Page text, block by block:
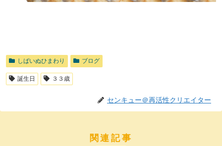
しばいぬひまわり ブログ
誕生日 ３３歳
センキュー＠再活性クリエイター
関連記事